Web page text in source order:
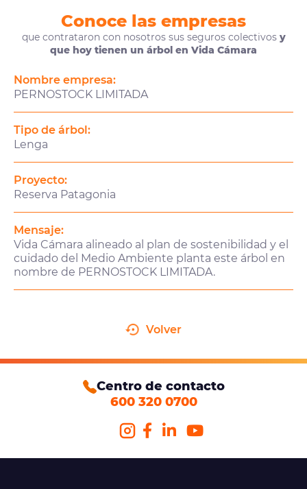
Conoce las empresas
que contrataron con nosotros sus seguros colectivos y
que hoy tienen un árbol en Vida Cámara
Nombre empresa:
PERNOSTOCK LIMITADA
Tipo de árbol:
Lenga
Proyecto:
Reserva Patagonia
Mensaje:
Vida Cámara alineado al plan de sostenibilidad y el
cuidado del Medio Ambiente planta este árbol en
nombre de PERNOSTOCK LIMITADA.
Volver
Centro de contacto
600 320 0700